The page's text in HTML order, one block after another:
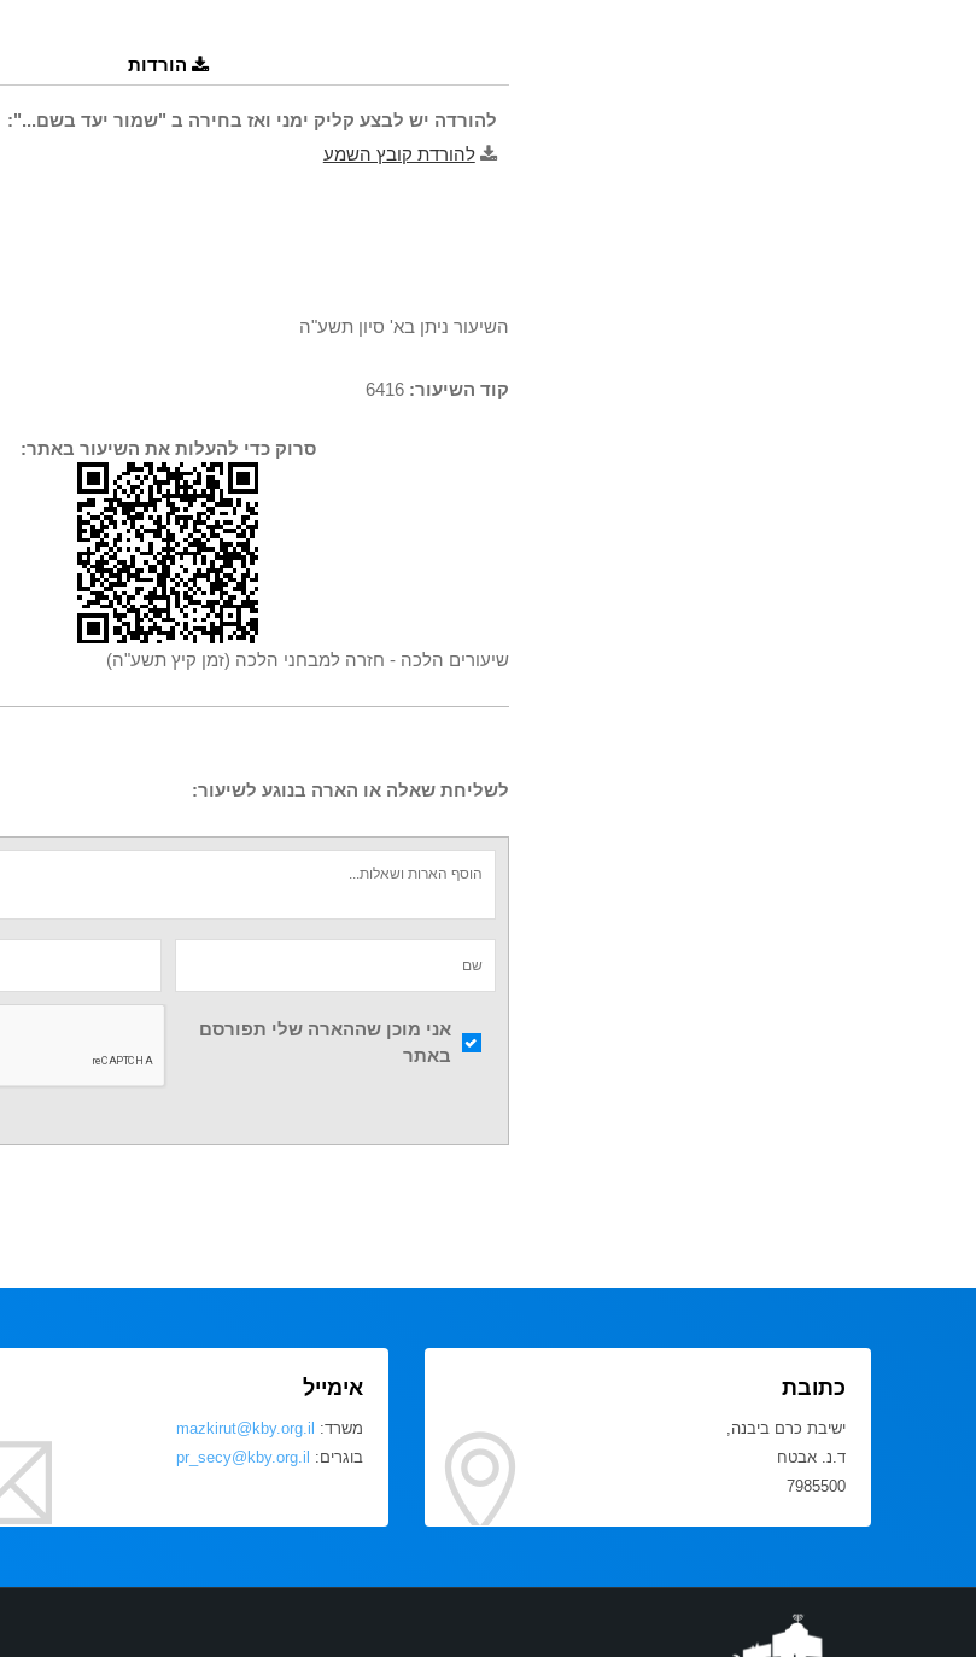
הורדות
להורדה יש לבצע קליק ימני ואז בחירה ב "שמור יעד בשם...":
להורדת קובץ השמע
השיעור ניתן בא' סיון תשע"ה
קוד השיעור:
סרוק כדי להעלות את השיעור באתר:
שיעורים הלכה - חזרה למבחני הלכה (זמן קיץ תשע"ה)
לשליחת שאלה או הארה בנוגע לשיעור:
אני מוכן שההארה שלי תפורסם
באתר
כתובת
ישיבת כרם ביבנה,
ד.נ. אבטח
7985500
אימייל
משרד: mazkirut@kby.org.il
בוגרים: pr_secy@kby.org.il